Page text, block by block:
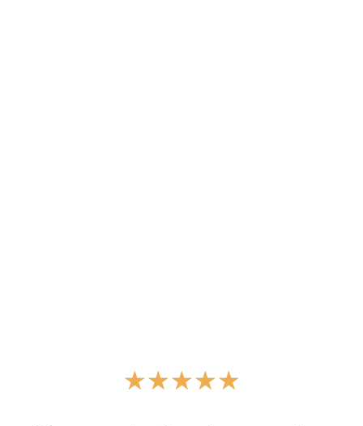
★★★★★